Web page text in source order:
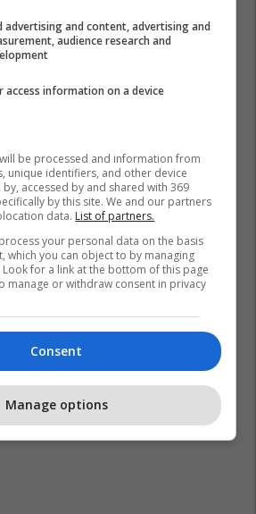
1
advertising and content, advertising and
audience research and
access information on a device
be processed and information from
unique identifiers, and other device
accessed by and shared with 369
by this site. We and our partners
data. List of partners.
your personal data on the basis
which you can object to by managing
for a link at the bottom of this page
manage or withdraw consent in privacy
Consent
Manage options